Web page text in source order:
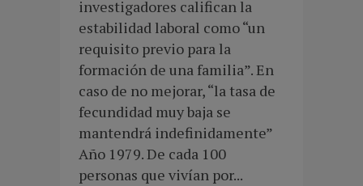
investigadores califican la
estabilidad laboral como “un
requisito previo para la
formación de una familia”. En
caso de no mejorar, “la tasa de
fecundidad muy baja se
mantendrá indefinidamente”
Año 1979. De cada 100
personas que vivían por...